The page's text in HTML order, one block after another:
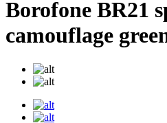
Borofone BR21
camouflage